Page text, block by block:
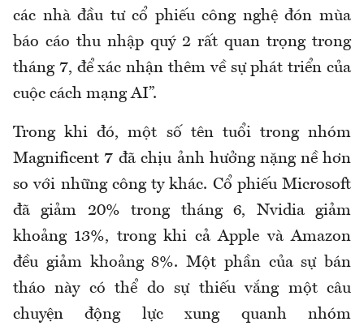
các nhà đầu tư cổ phiếu công nghệ đón mùa
báo cáo thu nhập quý 2 rất quan trọng trong
tháng 7, để xác nhận thêm về sự phát triển của
cuộc cách mạng AI”.
Trong khi đó, một số tên tuổi trong nhóm
Magnificent 7 đã chịu ảnh hưởng nặng nề hơn
so với những công ty khác. Cổ phiếu Microsoft
đã giảm 20% trong tháng 6, Nvidia giảm
khoảng 13%, trong khi cả Apple và Amazon
đều giảm khoảng 8%. Một phần của sự bán
tháo này có thể do sự thiếu vắng một câu
chuyện động lực xung quanh nhóm